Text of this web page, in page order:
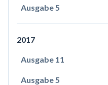
Ausgabe 5
2017
Ausgabe 11
Ausgabe 5